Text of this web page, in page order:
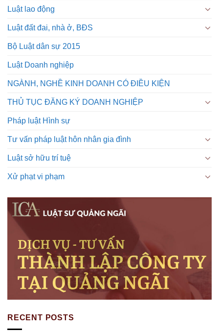
Luật lao động
Luật đất đai, nhà ở, BĐS
Bộ Luật dân sự 2015
Luật Doanh nghiệp
NGÀNH, NGHỀ KINH DOANH CÓ ĐIỀU KIỆN
THỦ TỤC ĐĂNG KÝ DOANH NGHIỆP
Pháp luật Hình sự
Tư vấn pháp luật hôn nhân gia đình
Luật sở hữu trí tuệ
Xử phạt vi phạm
RECENT POSTS